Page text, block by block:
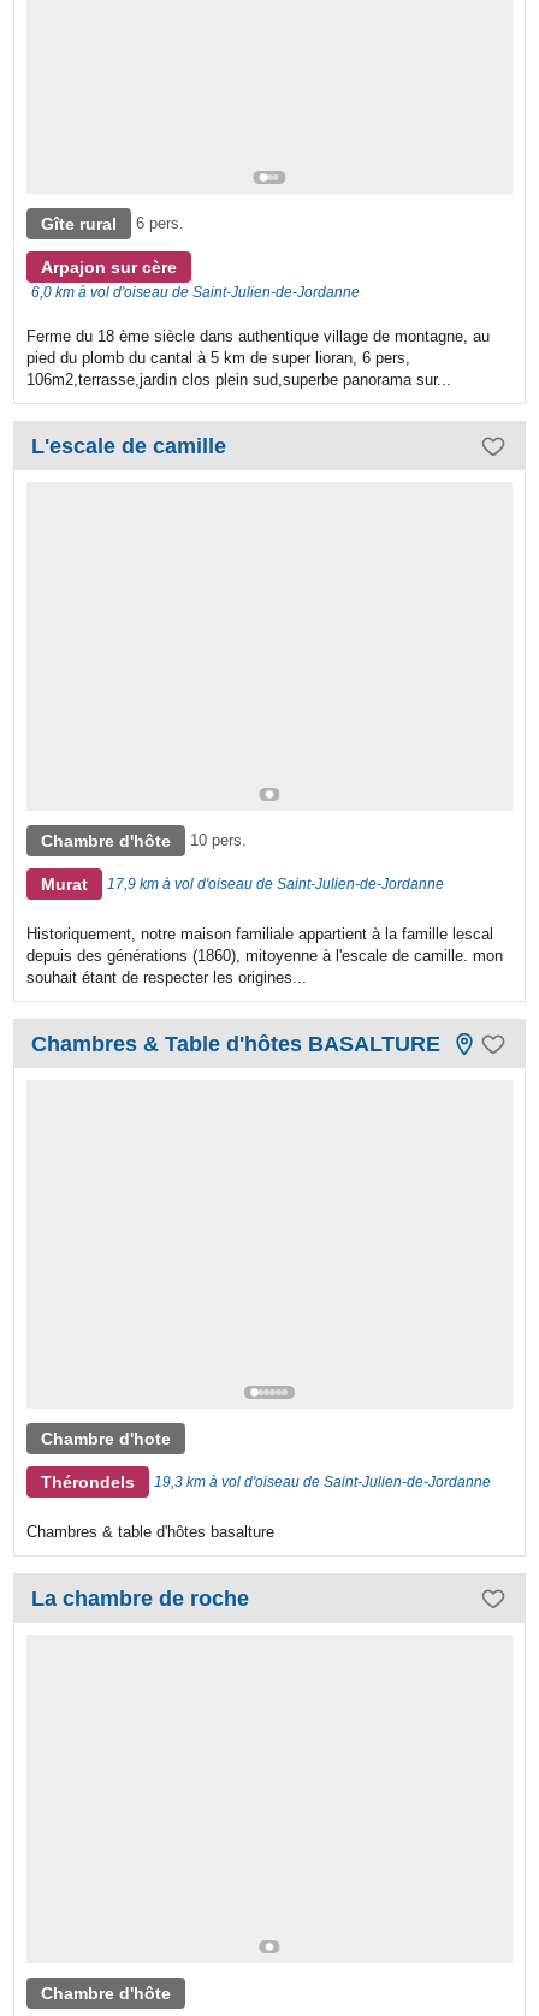
Gîte rural 6 pers.
Arpajon sur cère
6,0 km à vol d'oiseau de Saint-Julien-de-Jordanne
Ferme du 18 ème siècle dans authentique village de montagne, au
pied du plomb du cantal à 5 km de super lioran, 6 pers,
106m2,terrasse,jardin clos plein sud,superbe panorama sur...
L'escale de camille
Chambre d'hôte 10 pers.
Murat 17,9 km à vol d'oiseau de Saint-Julien-de-Jordanne
Historiquement, notre maison familiale appartient à la famille lescal
depuis des générations (1860), mitoyenne à l'escale de camille. mon
souhait étant de respecter les origines...
Chambres & Table d'hôtes BASALTURE
Chambre d'hote
Thérondels 19,3 km à vol d'oiseau de Saint-Julien-de-Jordanne
Chambres & table d'hôtes basalture
La chambre de roche
Chambre d'hôte